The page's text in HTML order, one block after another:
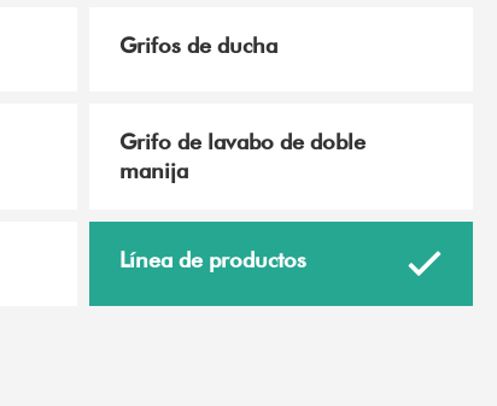
Grifos de ducha
Grifo de lavabo de doble
manija
Línea de productos